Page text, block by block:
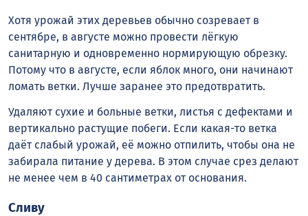
Хотя урожай этих деревьев обычно созревает в
сентябре, в августе можно провести лёгкую
санитарную и одновременно нормирующую обрезку.
Потому что в августе, если яблок много, они начинают
ломать ветки. Лучше заранее это предотвратить.
Удаляют сухие и больные ветки, листья с дефектами и
вертикально растущие побеги. Если какая-то ветка
даёт слабый урожай, её можно отпилить, чтобы она не
забирала питание у дерева. В этом случае срез делают
не менее чем в 40 сантиметрах от основания.
Сливу